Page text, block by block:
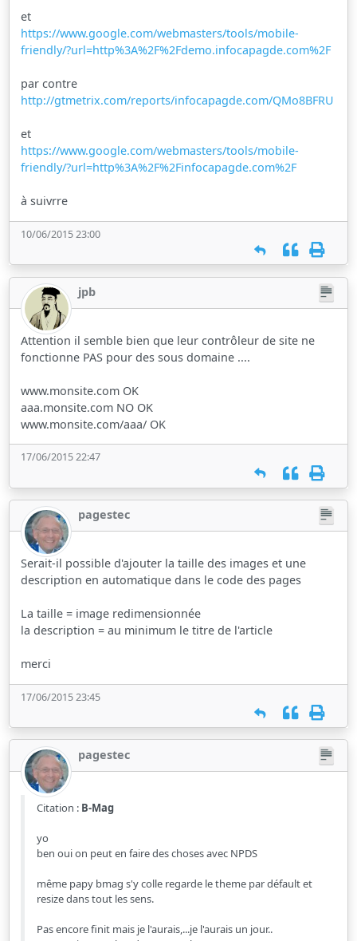
et
https://www.google.com/webmasters/tools/mobile-
friendly/?url=http%3A%2F%2Fdemo.infocapagde.com%2F
par contre
http://gtmetrix.com/reports/infocapagde.com/QMo8BFRU
et
https://www.google.com/webmasters/tools/mobile-
friendly/?url=http%3A%2F%2Finfocapagde.com%2F
à suivrre
10/06/2015 23:00
jpb
Attention il semble bien que leur contrôleur de site ne
fonctionne PAS pour des sous domaine ....
www.monsite.com OK
aaa.monsite.com NO OK
www.monsite.com/aaa/ OK
17/06/2015 22:47
pagestec
Serait-il possible d'ajouter la taille des images et une
description en automatique dans le code des pages
La taille = image redimensionnée
la description = au minimum le titre de l'article
merci
17/06/2015 23:45
pagestec
Citation : B-Mag
yo
ben oui on peut en faire des choses avec NPDS
même papy bmag s'y colle regarde le theme par défault et
resize dans tout les sens.
Pas encore finit mais je l'aurais,...je l'aurais un jour..